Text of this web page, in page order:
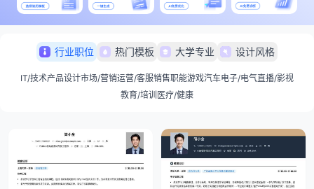
行业职位 热门模板 大学专业 设计风格
IT/技术产品设计市场/营销运营/客服销售职能游戏汽车电子/电气直播/影视
教育/培训医疗/健康